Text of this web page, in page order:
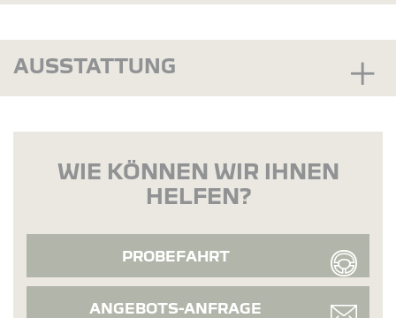
AUSSTATTUNG
WIE KÖNNEN WIR IHNEN
HELFEN?
PROBEFAHRT
ANGEBOTS-ANFRAGE